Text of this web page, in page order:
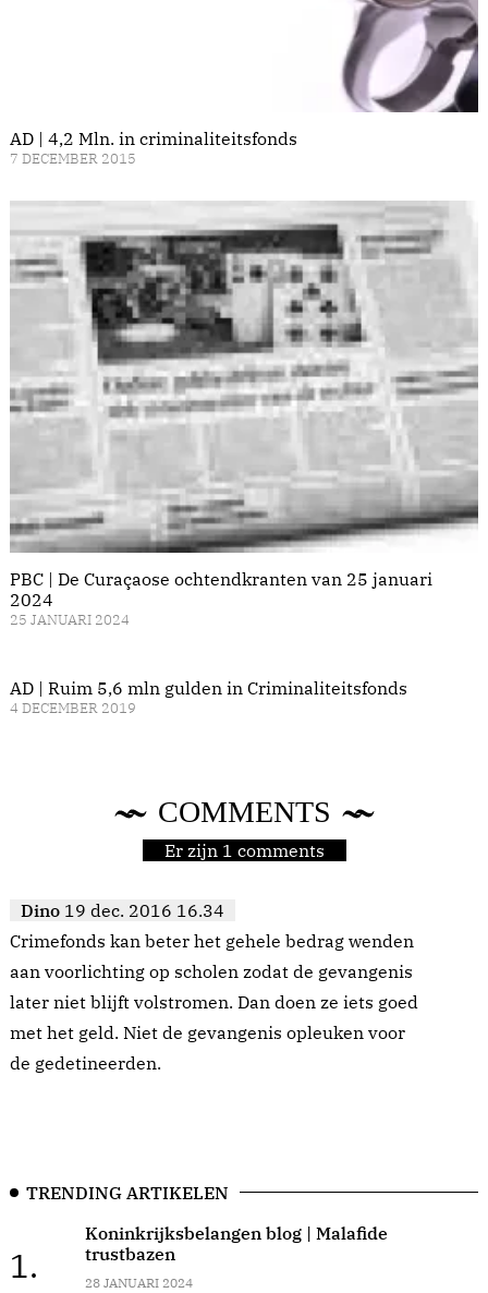
AD | 4,2 Mln. in criminaliteitsfonds
7 DECEMBER 2015
PBC | De Curaçaose ochtendkranten van 25 januari
2024
25 JANUARI 2024
AD | Ruim 5,6 mln gulden in Criminaliteitsfonds
4 DECEMBER 2019
COMMENTS
Er zijn 1 comments
Dino 19 dec. 2016 16.34
Crimefonds kan beter het gehele bedrag wenden
aan voorlichting op scholen zodat de gevangenis
later niet blijft volstromen. Dan doen ze iets goed
met het geld. Niet de gevangenis opleuken voor
de gedetineerden.
TRENDING ARTIKELEN
1.
Koninkrijksbelangen blog | Malafide
trustbazen
28 JANUARI 2024